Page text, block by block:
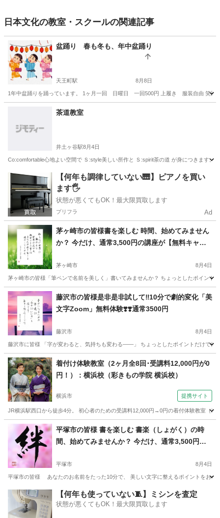
日本文化の教室・スクールの関連記事
盆踊り 春も冬も、年中盆踊り
天王町駅 8月8日
1年中盆踊りを踊っています。 1ヶ月一回 日曜日 一回500円 上履き 服装自由 笑顔
天王町駅
茶道教室
井土ヶ谷駅8月4日
Co:comfortable心地よい空間で Ｓ:style美しい所作と Ｓ:spirit茶の道 が身につきます。
神奈川 井土ヶ谷駅 茶道 所作
【何年も調律していない🎹】ピアノを買い
ます🖐️
状態が悪くてもOK！最大限買取します
プリフラ Ad
茅ヶ崎市の皆様書を楽しむ 時間、始めてみません
か？ 今だけ、通常3,500円の講座が【無料キャン
茅ヶ崎市 8月4日
茅ヶ崎市の皆様「筆ペンで名前を美しく」書いてみませんか？ ちょっとしたポイ
神奈川 茅ヶ崎市 書道 無料
藤沢市の皆様是非是非試して‼️10分で劇的変化「美
文字Zoom」無料体験❣️❣️通常3500円
藤沢市 8月4日
藤沢市に皆様 「字が変わると、気持ちも変わる――」 ちょっとしたポイントだ
神奈川 藤沢市 書道 文字
着付け体験教室（2ヶ月全8回･受講料12,000円が0
円！）：横浜校（彩きもの学院 横浜校）
横浜市 提携サイト
JR横浜駅西口から徒歩4分。 初心者のための受講料12,000円→0円の着付体験教室（2
神奈川 横浜市 着付け
平塚市の皆様 書を楽しむ 書楽（しょがく）の時
間、始めてみませんか？ 今だけ、通常3,500円の
て、ちょっと心がほぐれるひとときをご一緒に。
平塚市 8月4日
平塚市の皆様 あなたのお名前をたった10分で、 美しい文字に整えるポイントをお伝
神奈川 平塚市 書道 講座
【何年も使っていない🧵】ミシンを査定
状態が悪くてもOK！最大限買取します